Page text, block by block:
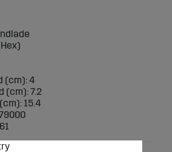
(cm): 4
(cm): 7.2
15.4